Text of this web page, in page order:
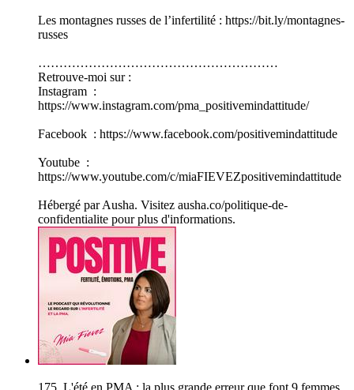
Les montagnes russes de l’infertilité : https://bit.ly/montagnes-
russes
…………………………………………………
Retrouve-moi sur :
Instagram :
https://www.instagram.com/pma_positivemindattitude/
Facebook : https://www.facebook.com/positivemindattitude
Youtube :
https://www.youtube.com/c/miaFIEVEZpositivemindattitude
Hébergé par Ausha. Visitez ausha.co/politique-de-
confidentialite pour plus d'informations.